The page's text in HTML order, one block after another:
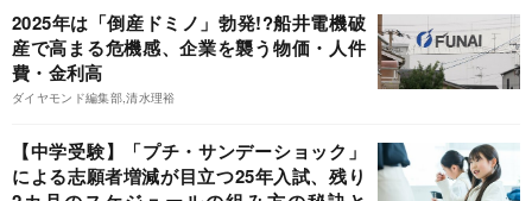
2025年は「倒産ドミノ」勃発!?船井電機破
産で高まる危機感、企業を襲う物価・人件
費・金利高
ダイヤモンド編集部,清水理裕
【中学受験】「プチ・サンデーショック」
による志願者増減が目立つ25年入試、残り